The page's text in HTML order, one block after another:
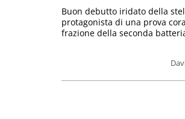
Buon debutto iridato della
protagonista di una prova
frazione della seconda